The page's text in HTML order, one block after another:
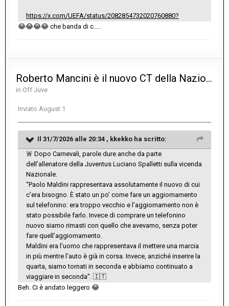
https://x.com/UEFA/status/2082854732020760880?
😂😂😂😂 che banda di c…..
Roberto Mancini è il nuovo CT della Nazionale. Claudio Ranieri direttore tecnico
in Off Juve
Inviato August 1
Il 31/7/2026 alle 20:34 , kkekko ha scritto:
🚨 Dopo Carnevali, parole dure anche da parte
dell’allenatore della Juventus Luciano Spalletti sulla vicenda
Nazionale.
“Paolo Maldini rappresentava assolutamente il nuovo di cui
c’era bisogno. È stato un po’ come fare un aggiornamento
sul telefonino: era troppo vecchio e l’aggiornamento non è
stato possibile farlo. Invece di comprare un telefonino
nuovo siamo rimasti con quello che avevamo, senza poter
fare quell’aggiornamento.
Maldini era l’uomo che rappresentava il mettere una marcia
in più mentre l’auto è già in corsa. Invece, anziché inserire la
quarta, siamo tornati in seconda e abbiamo continuato a
viaggiare in seconda”. 🇮🇹
Beh. Ci è andato leggero 😂